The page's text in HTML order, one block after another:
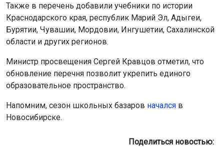
Также в перечень добавили учебники по истории
Краснодарского края, республик Марий Эл, Адыгеи,
Бурятии, Чувашии, Мордовии, Ингушетии, Сахалинской
области и других регионов.
Министр просвещения Сергей Кравцов отметил, что
обновление перечня позволит укрепить единого
образовательное пространство.
Напомним, сезон школьных базаров начался в
Новосибирске.
Поделиться новостью: